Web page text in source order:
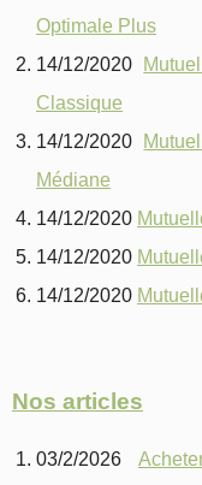
Optimale Plus
14/12/2020
Classique
14/12/2020
Médiane
14/12/2020
14/12/2020
14/12/2020
Nos articles
03/2/2026